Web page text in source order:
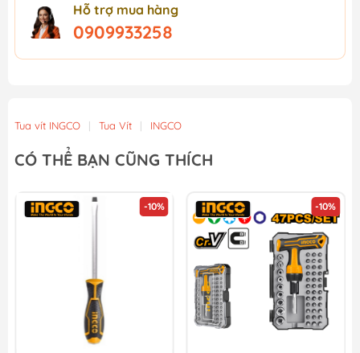
Hỗ trợ mua hàng
0909933258
Tua vít INGCO | Tua Vít | INGCO
CÓ THỂ BẠN CŨNG THÍCH
-10% -10%